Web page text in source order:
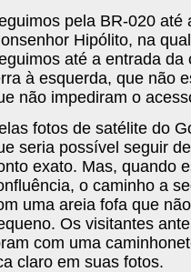
pela BR-020 até
Hipólito, na
até a entrada
à esquerda, que não
não impediram o
fotos de satélite do
seria possível seguir
exato. Mas, quando
o caminho a
uma areia fofa que
Os visitantes
com uma
claro em suas fotos.